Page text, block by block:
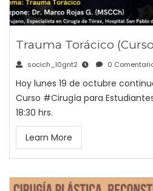
Trauma Torácico
socich_l0gnt2 0
Hoy lunes 19 de octubre
Curso #Cirugía para
18:30 hrs.
Learn More